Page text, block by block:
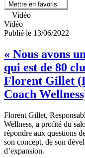
Mettre en favoris
Vidéo
Vidéo
Publié le 13/06/2022
« Nous avons
qui est de 80
Florent Gillet
Coach
Florent Gillet,
Wellness, a profité du
répondre aux questions
son concept, de son
d’expansion.